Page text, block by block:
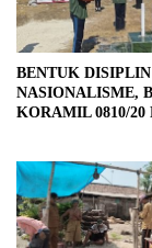
BENTUK
NASIONALISME,
KORAMIL 0810/20